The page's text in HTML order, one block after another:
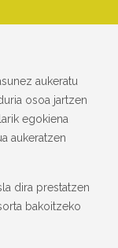
aukeratu
osoa jartzen
egokiena
aukeratzen
dira prestatzen
bakoitzeko